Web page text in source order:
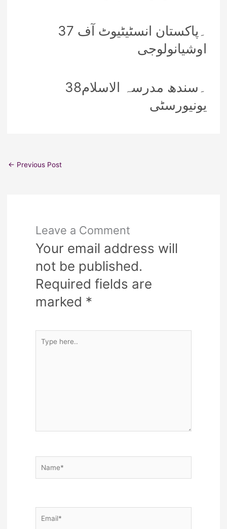
37 ۔پاکستان انسٹیٹیوٹ آف
اوشیانولوجی
38۔سندھ مدرسہ الاسلام
یونیورسٹی
← Previous Post
Leave a Comment
Your email address will
not be published.
Required fields are
marked *
Type
Name*
Email*